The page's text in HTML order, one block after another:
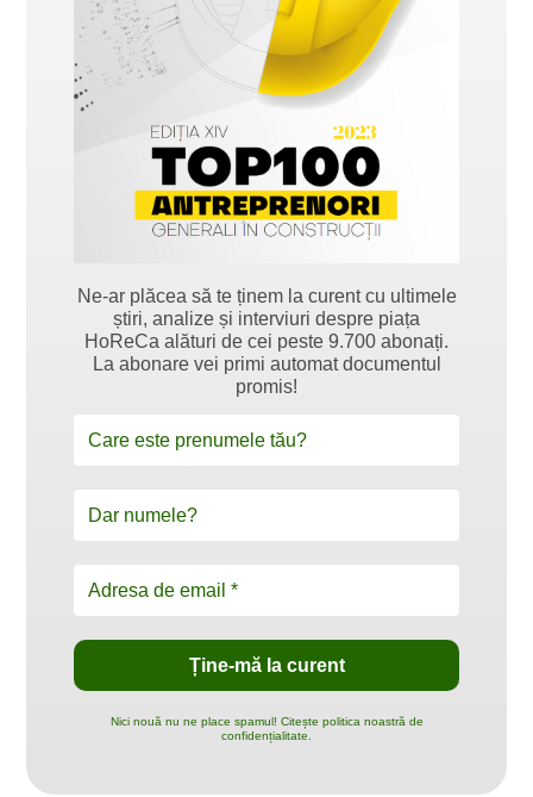
Ne-ar plăcea să te ținem la curent cu ultimele
știri, analize și interviuri despre piața
HoReCa alături de cei peste 9.700 abonați.
La abonare vei primi automat documentul
promis!
Nici nouă nu ne place spamul! Citește politica noastră de
confidențialitate.